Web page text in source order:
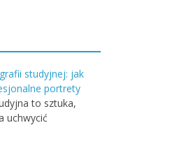
studyjnej: jak
portrety
to sztuka,
uchwycić